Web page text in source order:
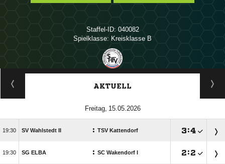
Staffel-ID: 040082
Spielklasse: Kreisklasse B
ANZEIGE
AKTUELL
 
 SV Wahlstedt II : TSV Kattendorf :
 SG ELBA : SC Wakendorf I :